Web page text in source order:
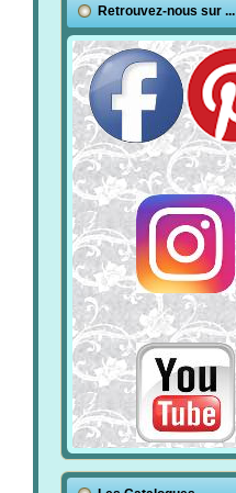
Retrouvez-nous sur ...